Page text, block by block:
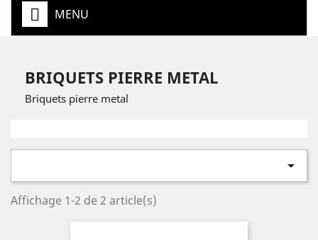
MENU
BRIQUETS PIERRE METAL
Briquets pierre metal

Affichage 1-2 de 2 article(s)